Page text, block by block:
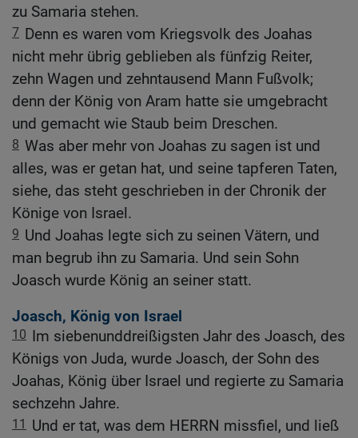
zu Samaria stehen.
7 Denn es waren vom Kriegsvolk des Joahas
nicht mehr übrig geblieben als fünfzig Reiter,
zehn Wagen und zehntausend Mann Fußvolk;
denn der König von Aram hatte sie umgebracht
und gemacht wie Staub beim Dreschen.
8 Was aber mehr von Joahas zu sagen ist und
alles, was er getan hat, und seine tapferen Taten,
siehe, das steht geschrieben in der Chronik der
Könige von Israel.
9 Und Joahas legte sich zu seinen Vätern, und
man begrub ihn zu Samaria. Und sein Sohn
Joasch wurde König an seiner statt.
Joasch, König von Israel
10 Im siebenunddreißigsten Jahr des Joasch, des
Königs von Juda, wurde Joasch, der Sohn des
Joahas, König über Israel und regierte zu Samaria
sechzehn Jahre.
11
Und er tat, was dem HERRN missfiel, und ließ